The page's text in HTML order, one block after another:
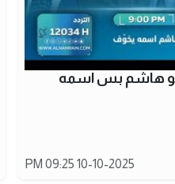
أبو هاشم بس اسمه
10-10-2025 09:25 PM